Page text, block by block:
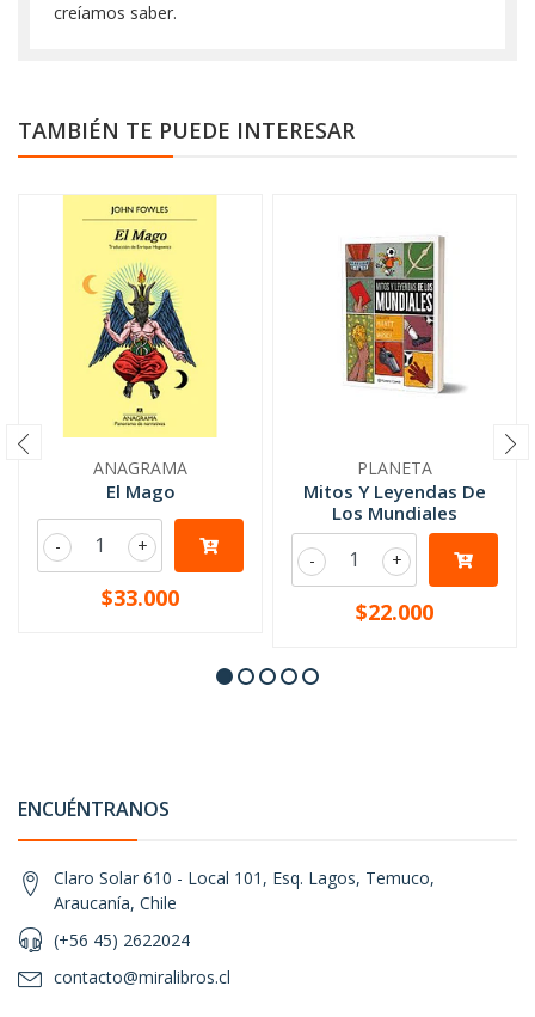
creíamos saber.
TAMBIÉN TE PUEDE INTERESAR
ANAGRAMA
El Mago
+
-
$33.000
PLANETA
Mitos Y Leyendas De
Los Mundiales
+
-
$22.000
ENCUÉNTRANOS
Claro Solar 610 - Local 101, Esq. Lagos, Temuco,
Araucanía, Chile
(+56 45) 2622024
contacto@miralibros.cl